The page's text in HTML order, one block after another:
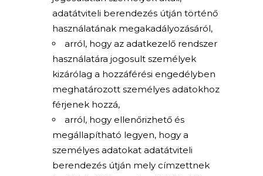
adatátviteli berendezés útján történő
használatának megakadályozásáról,
arról, hogy az adatkezelő rendszer
használatára jogosult személyek
kizárólag a hozzáférési engedélyben
meghatározott személyes adatokhoz
férjenek hozzá,
arról, hogy ellenőrizhető és
megállapítható legyen, hogy a
személyes adatokat adatátviteli
berendezés útján mely címzettnek